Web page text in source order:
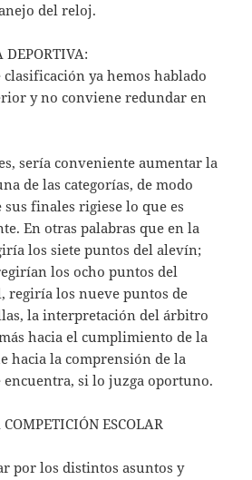
del reloj.
DEPORTIVA:
clasificación ya hemos hablado
y no conviene redundar en
sería conveniente aumentar la
de las categorías, de modo
sus finales rigiese lo que es
En otras palabras que en la
los siete puntos del alevín;
los ocho puntos del
los nueve puntos de
la interpretación del árbitro
hacia el cumplimiento de la
hacia la comprensión de la
encuentra, si lo juzga oportuno.
ESCOLAR
por los distintos asuntos y